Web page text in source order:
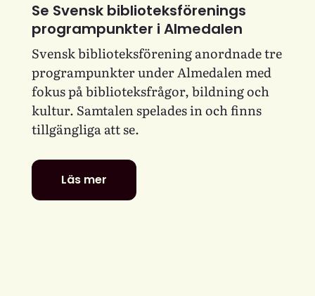
Se Svensk biblioteksförenings
programpunkter i Almedalen
Svensk biblioteksförening anordnade tre
programpunkter under Almedalen med
fokus på biblioteksfrågor, bildning och
kultur. Samtalen spelades in och finns
tillgängliga att se.
Läs mer
Se
Svensk